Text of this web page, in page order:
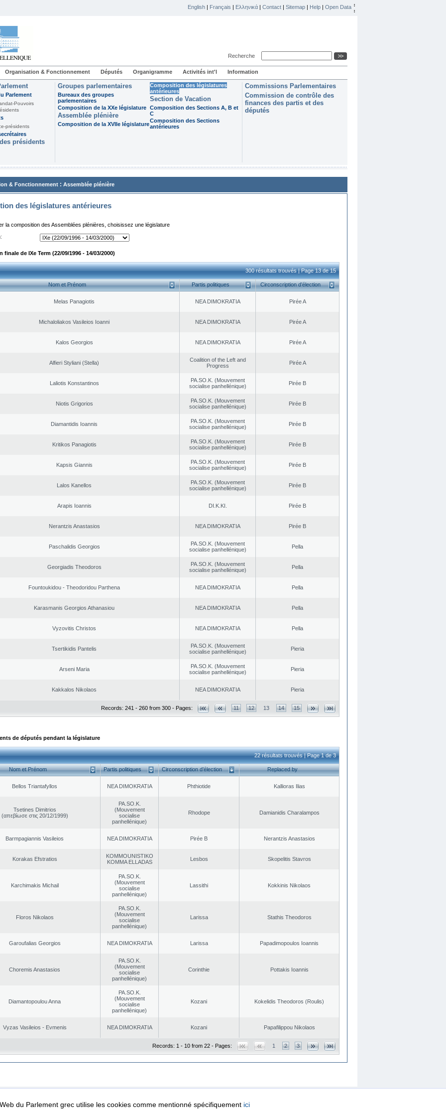
English | Français | Ελληνικά | Contact | Sitemap | Help | Open Data
Recherche
Organisation & Fonctionnement Députés Organigramme Activités int'l Information
Parlement
Pouvoirs
présidents
présidents
Groupes parlementaires
Bureaux des groupes
parlementaires
Composition de la XXe législature
Assemblée plénière
Composition de la XVIIe législature
Composition des législatures
antérieures
Section de Vacation
Composition des Sections A, B et
C
Composition des Sections
antérieures
Commissions Parlementaires
Commission de contrôle des
finances des partis et des
députés
& Fonctionnement : Assemblée plénière
des législatures antérieures
la composition des Assemblées plénières, choisissez une législature
finale de IXe Term (22/09/1996 - 14/03/2000)
300 résultats trouvés | Page 13 de 15
Nom et Prénom Partis politiques Circonscription d’élection
Melas Panagiotis NEA DΙMOKRATIA Pirée A
Michaloliakos Vasileios Ioanni NEA DΙMOKRATIA Pirée A
Kalos Georgios NEA DΙMOKRATIA Pirée A
Alfieri Styliani (Stella)
Coalition of the Left and
Progress
Pirée A
Laliotis Konstantinos
PA.SO.K. (Mouvement
socialise panhellénique)
Pirée B
Niotis Grigorios
PA.SO.K. (Mouvement
socialise panhellénique)
Pirée B
Diamantidis Ioannis
PA.SO.K. (Mouvement
socialise panhellénique)
Pirée B
Kritikos Panagiotis
PA.SO.K. (Mouvement
socialise panhellénique)
Pirée B
Kapsis Giannis
PA.SO.K. (Mouvement
socialise panhellénique)
Pirée B
Lalos Kanellos
PA.SO.K. (Mouvement
socialise panhellénique)
Pirée B
Arapis Ioannis DI.K.KI. Pirée B
Nerantzis Anastasios NEA DΙMOKRATIA Pirée B
Paschalidis Georgios
PA.SO.K. (Mouvement
socialise panhellénique)
Pella
Georgiadis Theodoros
PA.SO.K. (Mouvement
socialise panhellénique)
Pella
Fountoukidou - Theodoridou Parthena NEA DΙMOKRATIA Pella
Karasmanis Georgios Athanasiou NEA DΙMOKRATIA Pella
Vyzovitis Christos NEA DΙMOKRATIA Pella
Tsertikidis Pantelis
PA.SO.K. (Mouvement
socialise panhellénique)
Pieria
Arseni Maria
PA.SO.K. (Mouvement
socialise panhellénique)
Pieria
Kakkalos Nikolaos NEA DΙMOKRATIA Pieria
Records: 241 - 260 from 300 - Pages: 11 12 13 14 15
de députés pendant la législature
22 résultats trouvés | Page 1 de 3
Nom et Prénom Partis politiques Circonscription d’élection Replaced by
Bellos Triantafyllos NEA DΙMOKRATIA Phthiotide Kallioras Ilias
Tsetines Dimitrios
(απεβίωσε στις 20/12/1999)
PA.SO.K.
(Mouvement
socialise
panhellénique)
Rhodope Damianidis Charalampos
Barmpagiannis Vasileios NEA DΙMOKRATIA Pirée B Nerantzis Anastasios
Korakas Efstratios
KOMMOUNISTIKO
KOMMA ELLADAS
Lesbos Skopelitis Stavros
Karchimakis Michail
PA.SO.K.
(Mouvement
socialise
panhellénique)
Lassithi Kokkinis Nikolaos
Floros Nikolaos
PA.SO.K.
(Mouvement
socialise
panhellénique)
Larissa Stathis Theodoros
Garoufalias Georgios NEA DΙMOKRATIA Larissa Papadimopoulos Ioannis
Choremis Anastasios
PA.SO.K.
(Mouvement
socialise
panhellénique)
Corinthie Pottakis Ioannis
Diamantopoulou Anna
PA.SO.K.
(Mouvement
socialise
panhellénique)
Kozani Kokelidis Theodoros (Roulis)
Vyzas Vasileios - Evmenis NEA DΙMOKRATIA Kozani Papafilippou Nikolaos
Records: 1 - 10 from 22 - Pages: 1 2 3
Protection Security & Access
du Parlement grec utilise les cookies comme mentionné spécifiquement ici